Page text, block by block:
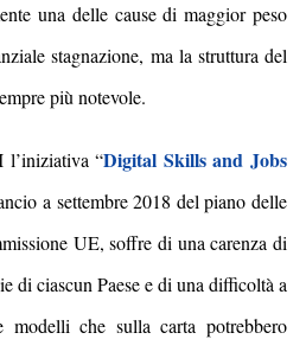
una delle cause di maggior peso
stagnazione, ma la struttura del
più notevole.
l’iniziativa“Digital Skills and Jobs
a settembre 2018 del piano delle
UE, soffre di una carenza di
edi ciascun Paesee di una difficoltà a
modelli che sulla carta potrebbero